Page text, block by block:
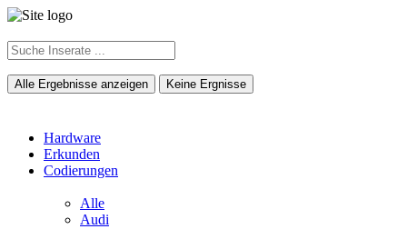
Alle Ergebnisse anzeigen Keine Ergnisse
Hardware
Erkunden
Codierungen
Alle
Audi